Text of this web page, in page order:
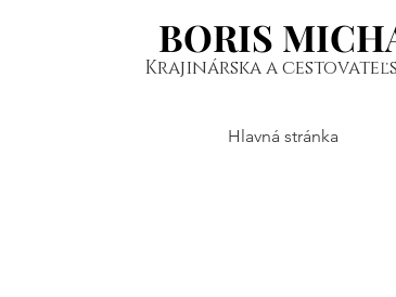
Krajinárska a
BORIS
BORIS
Hlavná stránka